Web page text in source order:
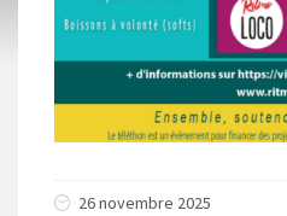
26 novembre 2025